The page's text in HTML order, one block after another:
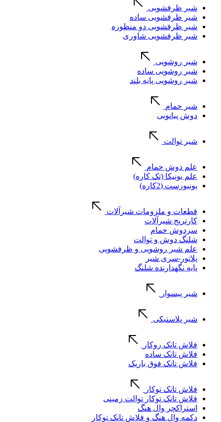
شیر ظرفشویی
شیر ظرفشویی ساده
شیر ظرفشویی دو منظوره
شیر ظرفشویی شاوری
شیر روشویی
شیر روشویی ساده
شیر روشویی پایه بلند
شیر حمام
دوش پیانویی
شیر توالت
علم دوش حمام
علم یونیکا (تک کاره)
یونیورست (2کاره)
قطعات و ملزومات شیرآلات
کارتریج شیرآلات
سردوش حمام
شلنگ دوش و توالت
علم شیر روشویی و ظرفشویی
پلاتور-سری شیر
پایه نگهدارنده شلنگ
شیر پیسوار
شیر پلاستیکی
فلاش تانک روکار
فلاش تانک ساده
فلاش تانک فوق باریک
فلاش تانک توکار
فلاش تانک توکار توالت زمینی
استراکچر وال هنگ
دکمه وال هنگ و فلاش تانک توکار